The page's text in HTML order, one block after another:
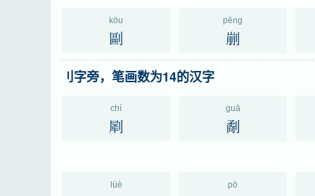
kōu
剾
pēng
剻
刂字旁，笔画数为14的汉字
chí
㓾
guā
劀
lüè pō